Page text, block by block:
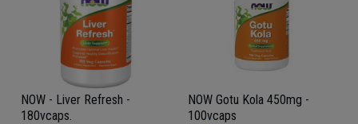
NOW - Liver Refresh -
180vcaps.
NOW Gotu Kola 450mg -
100vcaps